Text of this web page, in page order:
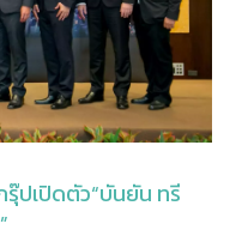
ปเปิดตัว“บันยัน ทรี